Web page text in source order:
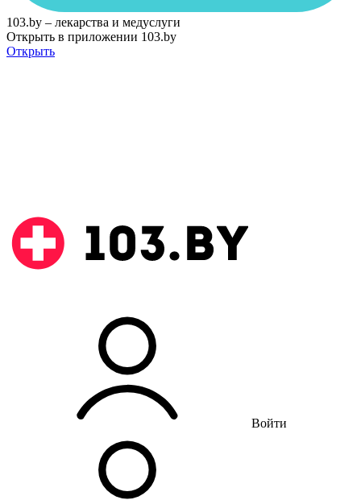
103.by – лекарства и медуслуги
Открыть в приложении 103.by
Открыть
Войти